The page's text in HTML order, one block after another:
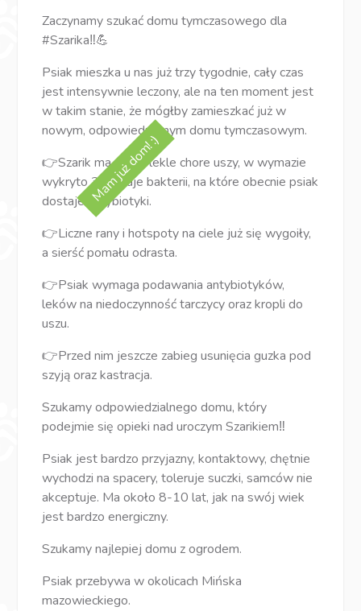
Mam już dom! :)
Zaczynamy szukać domu tymczasowego dla
#Szarika‼️💪
Psiak mieszka u nas już trzy tygodnie, cały czas
jest intensywnie leczony, ale na ten moment jest
w takim stanie, że mógłby zamieszkać już w
nowym, odpowiedzialnym domu tymczasowym.
👉Szarik ma przewlekle chore uszy, w wymazie
wykryto 3 rodzaje bakterii, na które obecnie psiak
dostaje antybiotyki.
👉Liczne rany i hotspoty na ciele już się wygoiły,
a sierść pomału odrasta.
👉Psiak wymaga podawania antybiotyków,
leków na niedoczynność tarczycy oraz kropli do
uszu.
👉Przed nim jeszcze zabieg usunięcia guzka pod
szyją oraz kastracja.
Szukamy odpowiedzialnego domu, który
podejmie się opieki nad uroczym Szarikiem‼️
Psiak jest bardzo przyjazny, kontaktowy, chętnie
wychodzi na spacery, toleruje suczki, samców nie
akceptuje. Ma około 8-10 lat, jak na swój wiek
jest bardzo energiczny.
Szukamy najlepiej domu z ogrodem.
Psiak przebywa w okolicach Mińska
mazowieckiego.